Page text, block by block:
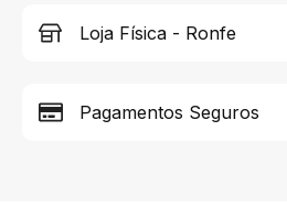
Loja Física - Ronfe
Pagamentos Seguros